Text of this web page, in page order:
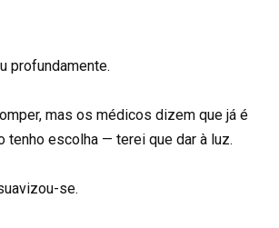
profundamente.
mas os médicos dizem que já é
tenho escolha — terei que dar à luz.
se.